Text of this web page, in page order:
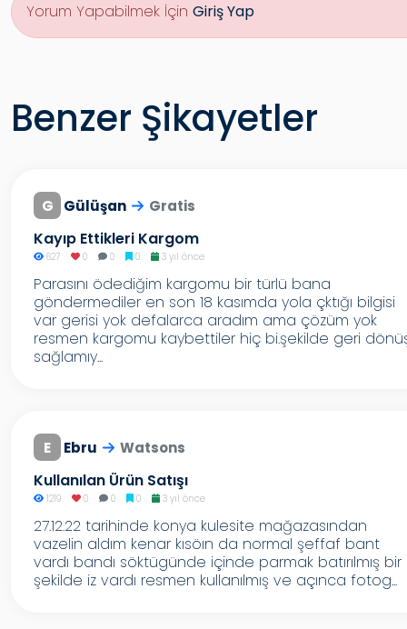
Yorum Yapabilmek İçin Giriş Yap
Benzer Şikayetler
G Gülüşan Gratis
Kayıp Ettikleri Kargom
627 0 0 0 3 yıl önce
Parasını ödediğim kargomu bir türlü bana
göndermediler en son 18 kasımda yola çktığı bilgisi
var gerisi yok defalarca aradım ama çözüm yok
resmen kargomu kaybettiler hiç bi.şekilde geri
sağlamıy...
E Ebru Watsons
Kullanılan Ürün Satışı
1219 0 0 0 3 yıl önce
27.12.22 tarihinde konya kulesite mağazasından
vazelin aldım kenar kısöın da normal şeffaf bant
vardı bandı söktügünde içinde parmak batırılmış bir
şekilde iz vardı resmen kullanılmış ve açınca fotog...